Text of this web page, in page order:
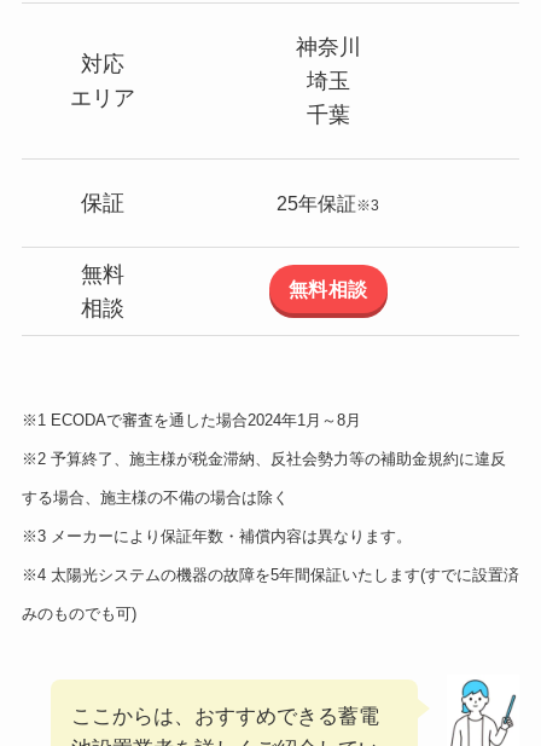
対応
エリア
神奈川
埼玉
千葉
保証 25年保証※3
無料
相談
無料相談
※1 ECODAで審査を通した場合2024年1月～8月
※2 予算終了、施主様が税金滞納、反社会勢力等の補助金規約に違反
する場合、施主様の不備の場合は除く
※3 メーカーにより保証年数・補償内容は異なります。
※4 太陽光システムの機器の故障を5年間保証いたします(すでに設置済
みのものでも可)
ここからは、おすすめできる蓄電